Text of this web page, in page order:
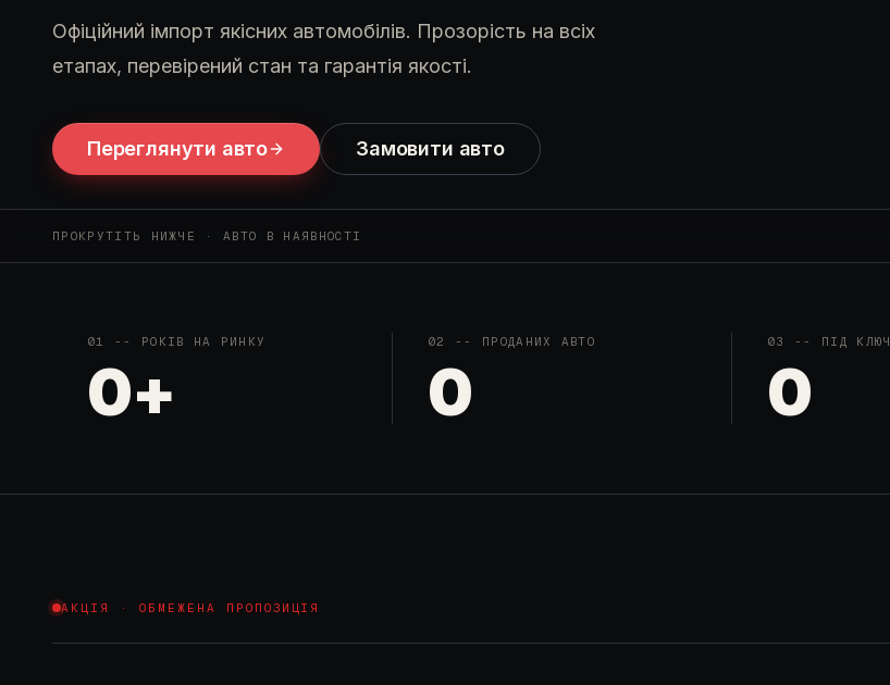
Офіційний імпорт якісних автомобілів. Прозорість на всіх
етапах, перевірений стан та гарантія якості.
Переглянути авто Замовити авто
ПРОКРУТІТЬ НИЖЧЕ · АВТО В НАЯВНОСТІ
01 -- РОКІВ НА РИНКУ
0+
02 -- ПРОДАНИХ АВТО
0
03 -- ПІД КЛЮЧ
0
АКЦІЯ · ОБМЕЖЕНА ПРОПОЗИЦІЯ